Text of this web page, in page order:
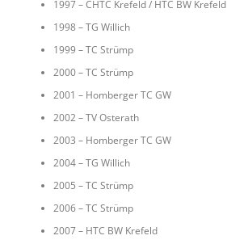
1997 – CHTC Krefeld / HTC BW Krefeld
1998 – TG Willich
1999 – TC Strümp
2000 – TC Strümp
2001 – Homberger TC GW
2002 – TV Osterath
2003 – Homberger TC GW
2004 – TG Willich
2005 – TC Strümp
2006 – TC Strümp
2007 – HTC BW Krefeld